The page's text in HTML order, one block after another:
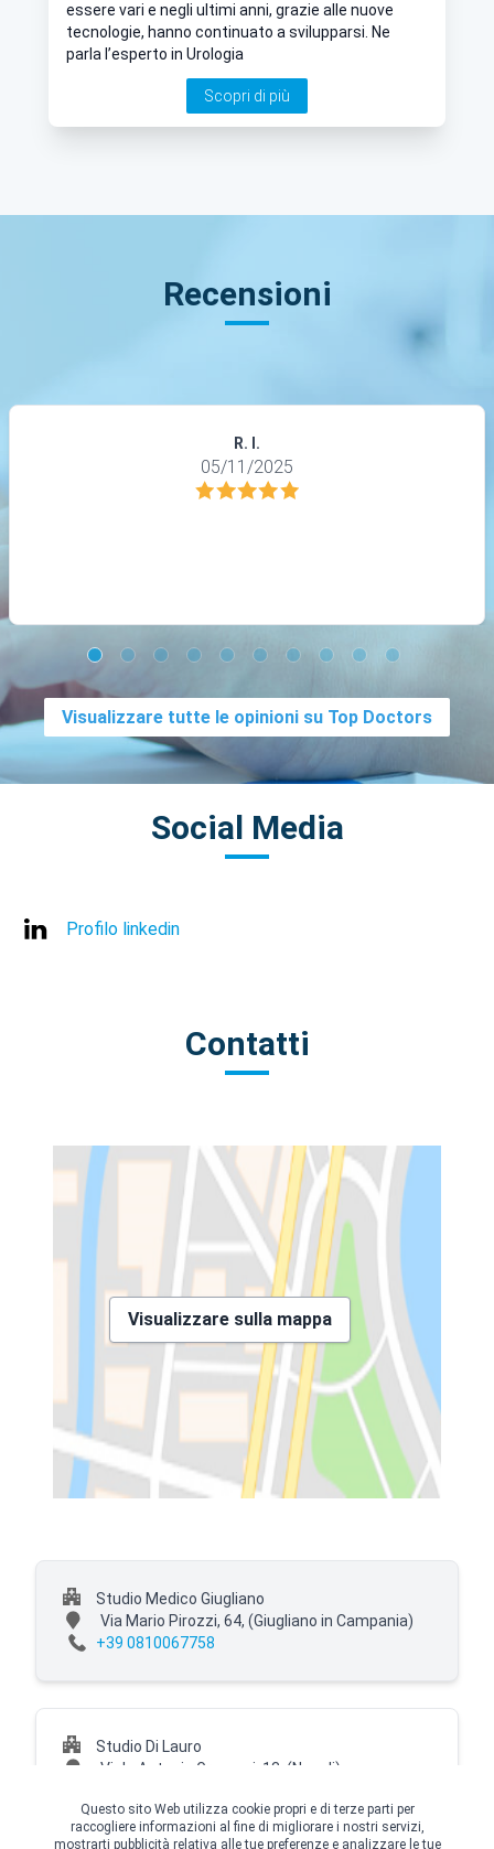
essere vari e negli ultimi anni, grazie alle nuove
tecnologie, hanno continuato a svilupparsi. Ne
parla l’esperto in Urologia
Scopri di più
Recensioni
R. I.
05/11/2025
Visualizzare tutte le opinioni su Top Doctors
Social Media
Profilo linkedin
Contatti
Visualizzare sulla mappa
Studio Medico Giugliano
Via Mario Pirozzi, 64, (Giugliano in Campania)
+39 0810067758
Studio Di Lauro
Viale Antonio Gramsci, 13, (Napoli)
Questo sito Web utilizza cookie propri e di terze parti per
raccogliere informazioni al fine di migliorare i nostri servizi,
mostrarti pubblicità relativa alle tue preferenze e analizzare le tue